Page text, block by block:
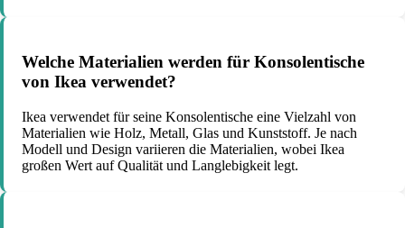
Welche Materialien werden für Konsolentische
von Ikea verwendet?
Ikea verwendet für seine Konsolentische eine Vielzahl von
Materialien wie Holz, Metall, Glas und Kunststoff. Je nach
Modell und Design variieren die Materialien, wobei Ikea
großen Wert auf Qualität und Langlebigkeit legt.